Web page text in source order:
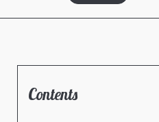
Contents